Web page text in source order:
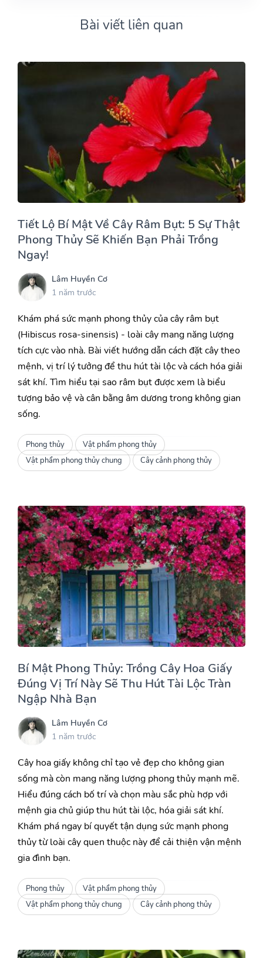
Bài viết liên quan
Tiết Lộ Bí Mật Về Cây Râm Bụt: 5 Sự Thật
Phong Thủy Sẽ Khiến Bạn Phải Trồng
Ngay!
Lâm Huyền Cơ
1 năm trước
Khám phá sức mạnh phong thủy của cây râm bụt
(Hibiscus rosa-sinensis) - loài cây mang năng lượng
tích cực vào nhà. Bài viết hướng dẫn cách đặt cây theo
mệnh, vị trí lý tưởng để thu hút tài lộc và cách hóa giải
sát khí. Tìm hiểu tại sao râm bụt được xem là biểu
tượng bảo vệ và cân bằng âm dương trong không gian
sống.
Phong thủy
Vật phẩm phong thủy
Vật phẩm phong thủy chung
Cây cảnh phong thủy
Bí Mật Phong Thủy: Trồng Cây Hoa Giấy
Đúng Vị Trí Này Sẽ Thu Hút Tài Lộc Tràn
Ngập Nhà Bạn
Lâm Huyền Cơ
1 năm trước
Cây hoa giấy không chỉ tạo vẻ đẹp cho không gian
sống mà còn mang năng lượng phong thủy mạnh mẽ.
Hiểu đúng cách bố trí và chọn màu sắc phù hợp với
mệnh gia chủ giúp thu hút tài lộc, hóa giải sát khí.
Khám phá ngay bí quyết tận dụng sức mạnh phong
thủy từ loài cây quen thuộc này để cải thiện vận mệnh
gia đình bạn.
Phong thủy
Vật phẩm phong thủy
Vật phẩm phong thủy chung
Cây cảnh phong thủy